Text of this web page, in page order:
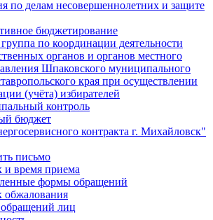
по делам несовершеннолетних и защите
бюджетирование
по координации деятельности
органов и органов местного
Шпаковского муниципального
края при осуществлении
(учёта) избирателей
контроль
бюджет
контракта г. Михайловск"
письмо
и время приема
формы обращений
обжалования
лиц